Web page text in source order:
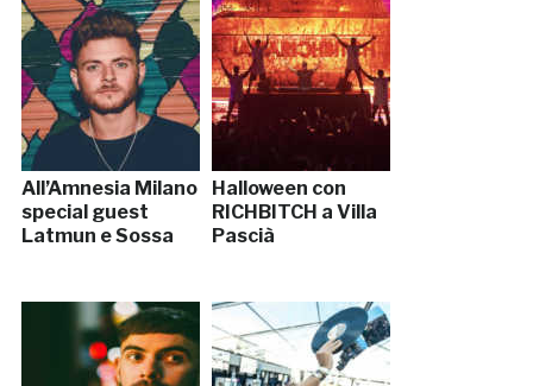
All’Amnesia Milano
special guest
Latmun e Sossa
Halloween con
RICHBITCH a Villa
Pascià